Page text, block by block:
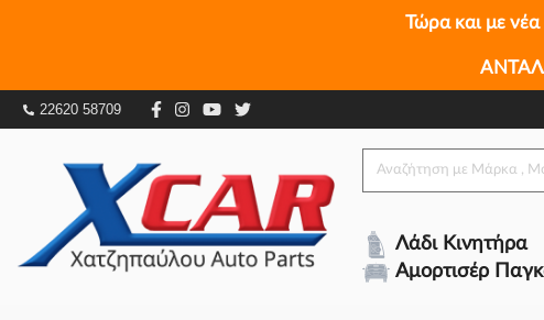
Τώρα και με
22620 58709
Λάδι Κινητήρα
Αμορτισέρ
Κάλυμμα Γάντζου Προφυλακτήρα CITROEN C2 2003 -